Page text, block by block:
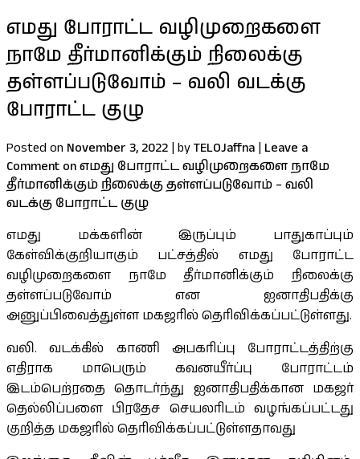
எமது போராட்ட வழிமுறைகளை
நாமே தீர்மானிக்கும் நிலைக்கு
தள்ளப்படுவோம் – வலி வடக்கு
போராட்ட குழு
Posted on November 3, 2022 | byTELOJaffna | Leave a
Comment on எமது போராட்ட வழிமுறைகளை நாமே
தீர்மானிக்கும் நிலைக்கு தள்ளப்படுவோம் – வலி
வடக்கு போராட்ட குழு
எமது மக்களின் இருப்பும் பாதுகாப்பும்
கேள்விக்குறியாகும் பட்சத்தில் எமது போராட்ட
வழிமுறைகளை நாமே தீர்மானிக்கும் நிலைக்கு
தள்ளப்படுவோம் என ஐனாதிபதிக்கு
அனுப்பிவைத்துள்ள மகஜரில் தெரிவிக்கப்பட்டுள்ளது.
வலி. வடக்கில் காணி அபகரிப்பு போராட்டத்திற்கு
எதிராக மாபெரும் கவனயீர்ப்பு போராட்டம்
இடம்பெற்ரதை தொடர்ந்து ஐனாதிபதிக்கான மகஜர்
தெல்லிப்பளை பிரதேச செயலரிடம் வழங்கப்பட்டது
குறித்த மகஜரில் தெரிவிக்கப்பட்டுள்ளதாவது